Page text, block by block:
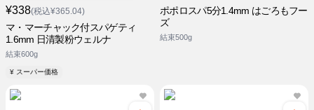
¥338(税込¥365.04)
マ・マーチャック付スパゲティ
1.6mm 日清製粉ウェルナ
結束600g
¥ スーパー価格
ポポロスパ5分1.4mm はごろもフー
ズ
結束500g